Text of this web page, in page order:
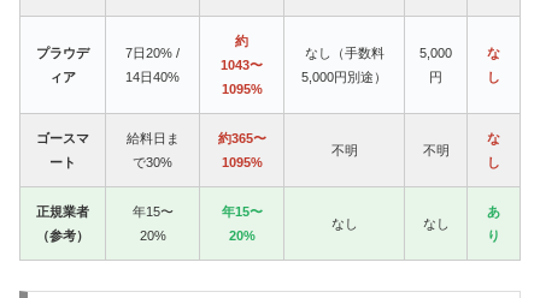
プラウデ
ィア
7日20% /
14日40%
約
1043〜
1095%
なし（手数料
5,000円別途）
5,000
円
な
し
ゴースマ
ート
給料日ま
で30%
約365〜
1095%
不明 不明
な
し
正規業者
（参考）
年15〜
20%
年15〜
20%
なし なし
あ
り